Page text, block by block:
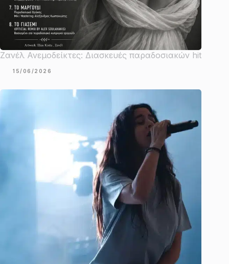
Ζανέλ Ανεμοδείκτες: Διασκευές παραδοσιακών hit
15/06/2026